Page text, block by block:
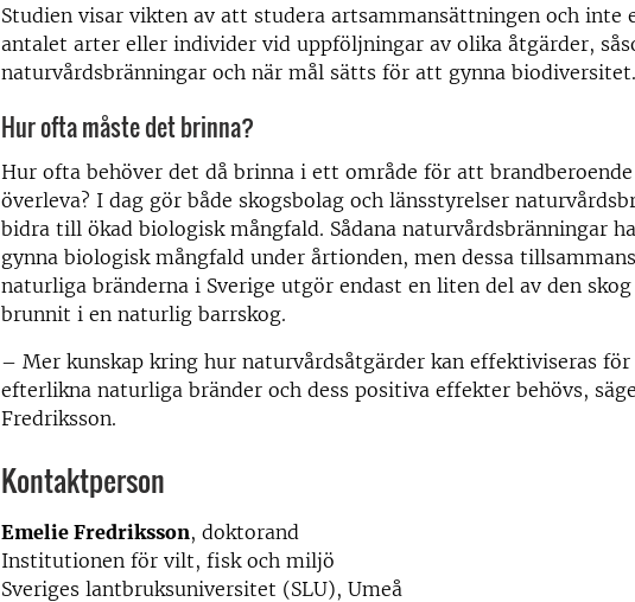
Studien visar vikten av att studera artsammansättningen och inte
antalet arter eller individer vid uppföljningar av olika åtgärder,
naturvårdsbränningar och när mål sätts för att gynna biodiversitet.
Hur ofta måste det brinna?
Hur ofta behöver det då brinna i ett område för att brandberoende
överleva? I dag gör både skogsbolag och länsstyrelser
bidra till ökad biologisk mångfald. Sådana naturvårdsbränningar
gynna biologisk mångfald under årtionden, men dessa
naturliga bränderna i Sverige utgör endast en liten del av den
brunnit i en naturlig barrskog.
– Mer kunskap kring hur naturvårdsåtgärder kan effektiviseras
efterlikna naturliga bränder och dess positiva effekter behövs,
Fredriksson.
Kontaktperson
Emelie Fredriksson, doktorand
Institutionen för vilt, fisk och miljö
Sveriges lantbruksuniversitet (SLU), Umeå